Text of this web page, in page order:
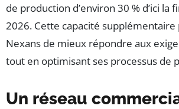
de production d’environ 30 % d’ici la
2026. Cette capacité
Nexans de mieux répondre aux
tout en optimisant ses processus de
Un réseau